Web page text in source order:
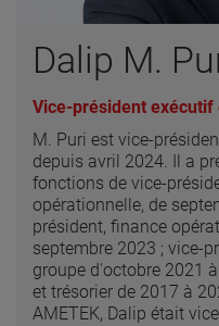
Dalip M.
Vice-président
M. Puri est vice-
depuis avril 2024. Il a
fonctions de vice-
opérationnelle, de
président, finance
septembre 2023 ; vice-
groupe d'octobre 2021
et trésorier de 2017 à
AMETEK, Dalip était